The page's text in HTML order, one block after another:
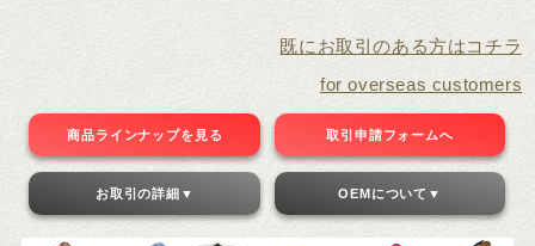
既にお取引のある方はコチラ
for overseas customers
商品ラインナップを見る 取引申請フォームへ
お取引の詳細▼ OEMについて▼